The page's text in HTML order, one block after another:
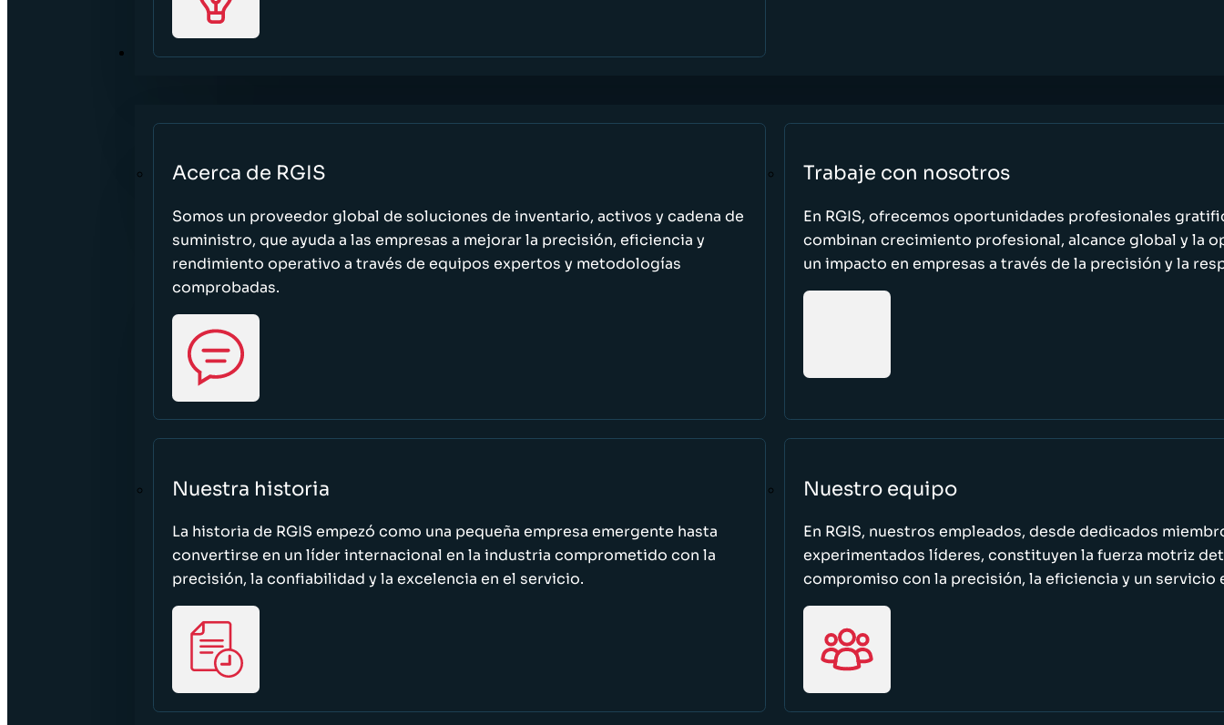
ACERCA DE
Acerca de RGIS
Somos un proveedor global de soluciones de inventario, activos y cadena de
suministro, que ayuda a las empresas a mejorar la precisión, eficiencia y
rendimiento operativo a través de equipos expertos y metodologías
comprobadas.
Trabaje con nosotros
En RGIS, ofrecemos oportunidades profesionales
combinan crecimiento profesional, alcance global y la
un impacto en empresas a través de la precisión y la
Nuestra historia
La historia de RGIS empezó como una pequeña empresa emergente hasta
convertirse en un líder internacional en la industria comprometido con la
precisión, la confiabilidad y la excelencia en el servicio.
Nuestro equipo
En RGIS, nuestros empleados, desde dedicados
experimentados líderes, constituyen la fuerza motriz
compromiso con la precisión, la eficiencia y un servicio